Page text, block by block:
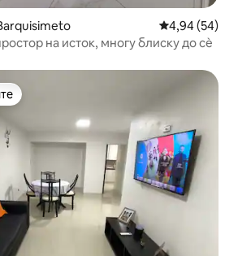
Просечна
4,94 (54)
на исток, многу блиску до сè